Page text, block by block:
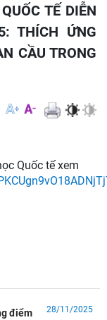
THÍCH ỨNG
CẦU TRONG
Quốc tế xem
điểm
28/11/2025